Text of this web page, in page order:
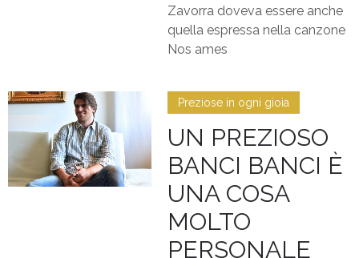
Zavorra doveva essere anche
quella espressa nella canzone
Nos ames
Preziose in ogni gioia
UN PREZIOSO
BANCI BANCI È
UNA COSA
MOLTO
PERSONALE